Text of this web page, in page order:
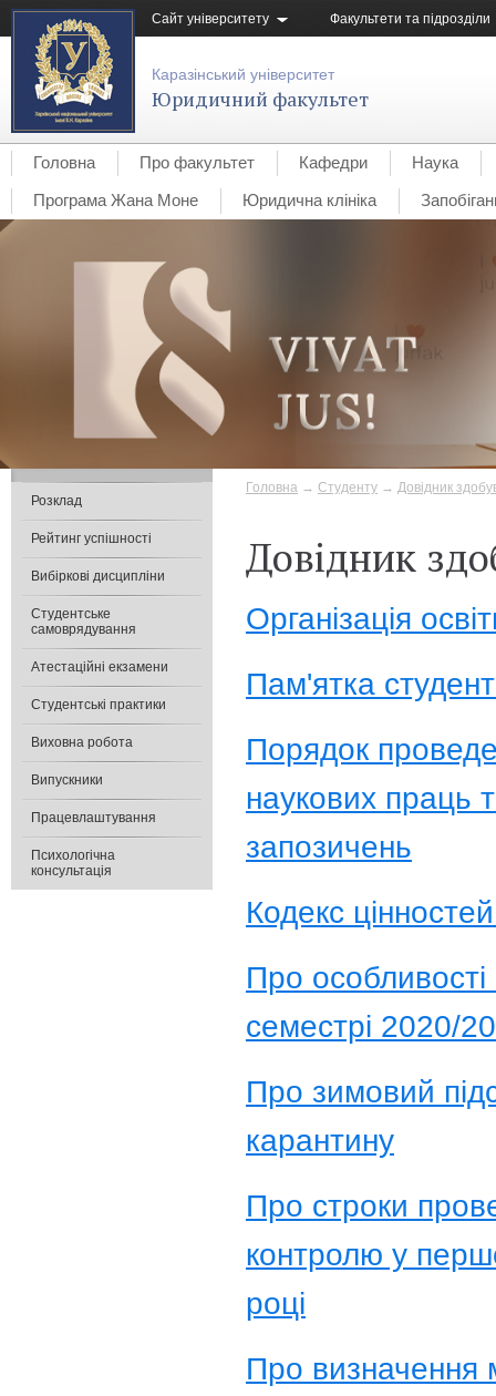
Сайт університету Факультети та підрозділи
Каразінський університет
Юридичний факультет
Головна Про факультет Кафедри
Наука
Програма Жана Моне
Юридична клініка
Головна → Студенту → Довідник
Довідник
Організація
Пам'ятка
Порядок
наукових праць
запозичень
Кодекс
Про особливості
семестрі 2020/
Про зимовий
карантину
Про строки
контролю у
році
Про визначення
Розклад
Рейтинг успішності
Вибіркові дисципліни
Студентське
самоврядування
Атестаційні екзамени
Студентські практики
Виховна робота
Випускники
Працевлаштування
Психологічна
консультація